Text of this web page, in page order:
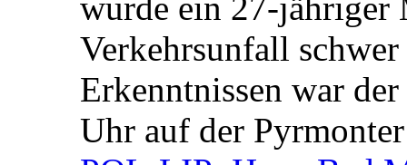
wurde ein 27-jähriger
Verkehrsunfall
Erkenntnissen war
Uhr auf der